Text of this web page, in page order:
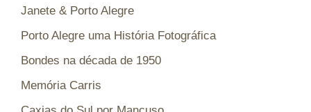
Janete & Porto Alegre
Porto Alegre uma História Fotográfica
Bondes na década de 1950
Memória Carris